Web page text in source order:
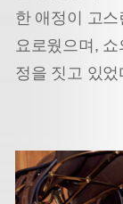
한 애정이 고
요로웠으며,
정을 짓고 있었